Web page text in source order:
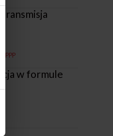
PPP
w formule